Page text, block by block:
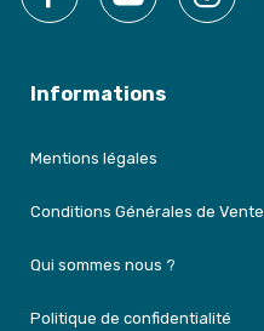
Informations
Mentions légales
Conditions Générales de Vente
Qui sommes nous ?
Politique de confidentialité